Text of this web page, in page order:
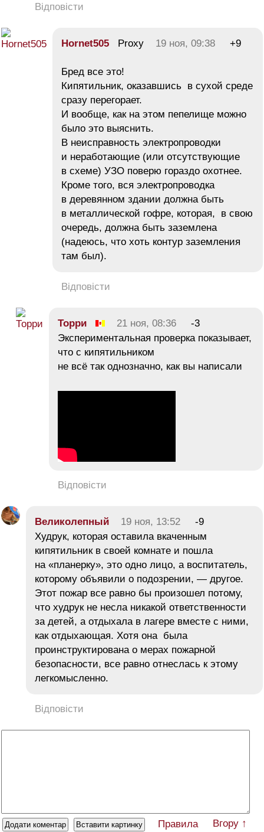
Відповісти
Hornet505 Proxy 19 ноя, 09:38 +9
Бред все это!
Кипятильник, оказавшись в сухой среде
сразу перегорает.
И вообще, как на этом пепелище можно
было это выяснить.
В неисправность электропроводки
и неработающие (или отсутствующие
в схеме) УЗО поверю гораздо охотнее.
Кроме того, вся электропроводка
в деревянном здании должна быть
в металлической гофре, которая, в свою
очередь, должна быть заземлена
(надеюсь, что хоть контур заземления
там был).
Відповісти
Торри 21 ноя, 08:36
-3
Экспериментальная проверка показывает,
что с кипятильником
не всё так однозначно, как вы написали
Відповісти
Великолепный 19 ноя, 13:52
-9
Худрук, которая оставила вкаченным
кипятильник в своей комнате и пошла
на «планерку», это одно лицо, а воспитатель,
которому объявили о подозрении, — другое.
Этот пожар все равно бы произошел потому,
что худрук не несла никакой ответственности
за детей, а отдыхала в лагере вместе с ними,
как отдыхающая. Хотя она была
проинструктирована о мерах пожарной
безопасности, все равно отнеслась к этому
легкомысленно.
Відповісти
Правила Вгору ↑